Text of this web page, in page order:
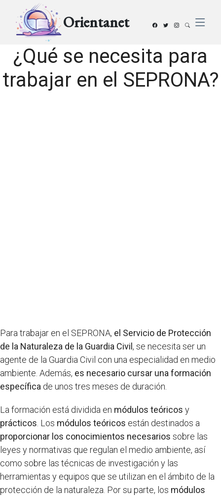
Orientanet
¿Qué se necesita para
trabajar en el SEPRONA?
Para trabajar en el SEPRONA, el Servicio de Protección
de la Naturaleza de la Guardia Civil , se necesita ser un
agente de la Guardia Civil con una especialidad en medio
ambiente. Además, es necesario cursar una formación
específica de unos tres meses de duración.
La formación está dividida en módulos teóricos y
prácticos . Los módulos teóricos están destinados a
proporcionar los conocimientos necesarios sobre las
leyes y normativas que regulan el medio ambiente, así
como sobre las técnicas de investigación y las
herramientas y equipos que se utilizan en el ámbito de la
protección de la naturaleza. Por su parte, los módulos